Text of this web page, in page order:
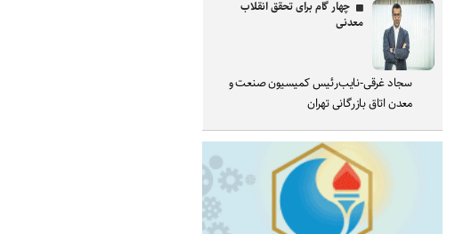
چهار گام برای تحقق انقلاب
معدنی
سجاد غرقی-نایب‌رئیس کمیسیون صنعت و
معدن اتاق بازرگانی تهران